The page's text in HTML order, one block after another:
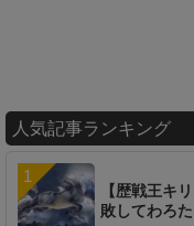
人気記事ランキング
【歴戦王キ
敗してわろ